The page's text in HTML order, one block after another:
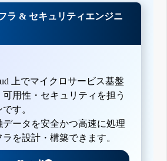
ラ & セキュリティエンジニ
上でマイクロサービス基盤
用性・セキュリティを担う
す。
データを安全かつ高速に処理
を設計・構築できます。